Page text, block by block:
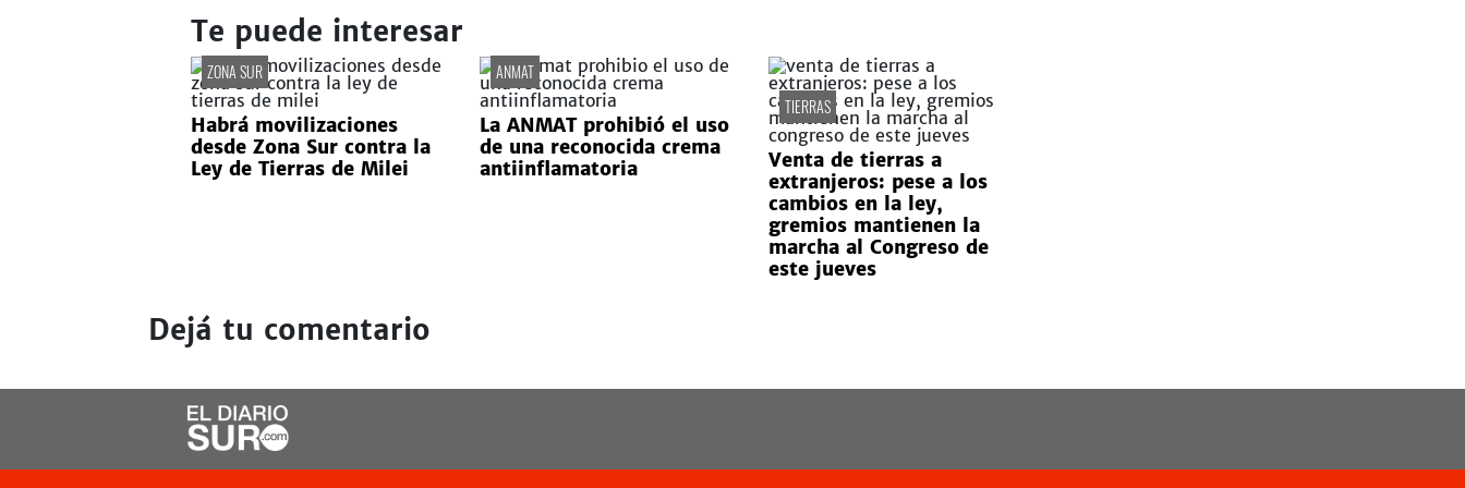
Te puede interesar
ZONA SUR
Habrá movilizaciones
desde Zona Sur contra la
Ley de Tierras de Milei
ANMAT
La ANMAT prohibió el uso
de una reconocida crema
antiinflamatoria
TIERRAS
Venta de tierras a
extranjeros: pese a los
cambios en la ley,
gremios mantienen la
marcha al Congreso de
este jueves
Dejá tu comentario